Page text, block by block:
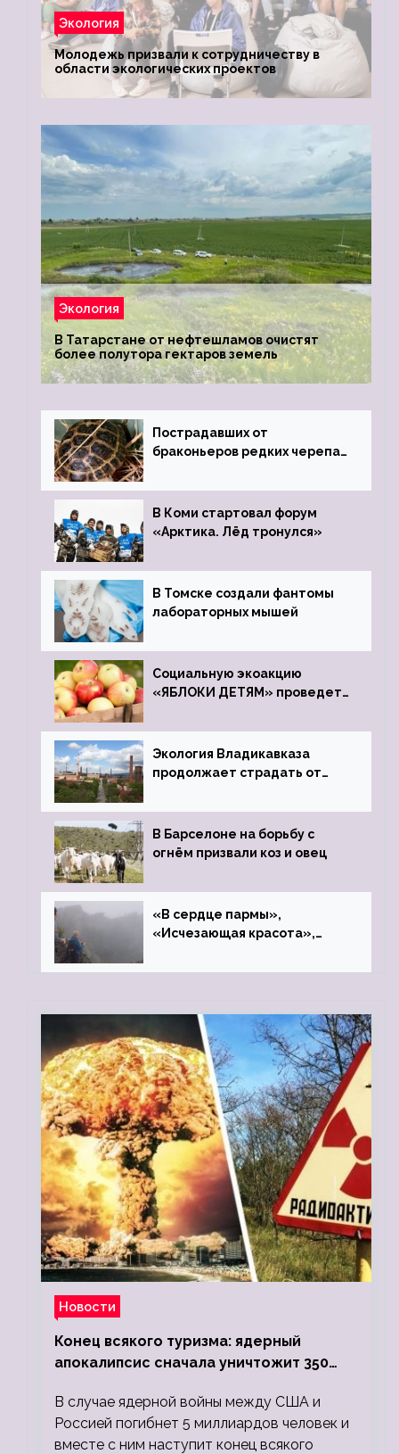
Экология
Молодежь призвали к сотрудничеству в
области экологических проектов
Экология
В Татарстане от нефтешламов очистят
более полутора гектаров земель
Пострадавших от
браконьеров редких черепах
зоопарк
В Коми стартовал форум
«Арктика. Лёд тронулся»
В Томске создали фантомы
лабораторных мышей
Социальную экоакцию
«ЯБЛОКИ ДЕТЯМ» проведет
Экология Владикавказа
продолжает страдать от
В Барселоне на борьбу с
огнём призвали коз и овец
«В сердце пармы»,
«Исчезающая красота»,
Новости
Конец всякого туризма: ядерный
апокалипсис сначала уничтожит 350
людей
В случае ядерной войны между США и
Россией погибнет 5 миллиардов человек и
вместе с ним наступит конец всякого